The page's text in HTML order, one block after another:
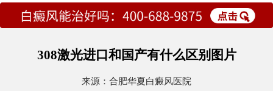
308激光进口和国产有什么区别图片
来源： 合肥华夏白癜风医院